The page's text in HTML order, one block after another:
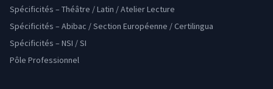
Spécificités – Théâtre / Latin / Atelier Lecture
Spécificités – Abibac / Section Européenne / Certilingua
Spécificités – NSI / SI
Pôle Professionnel